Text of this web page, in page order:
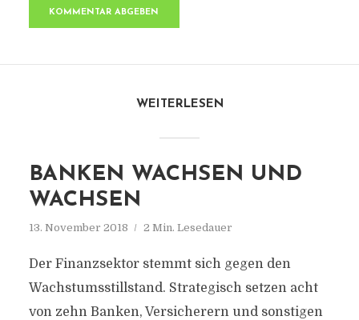
WEITERLESEN
BANKEN WACHSEN UND
WACHSEN
13. November 2018 2 Min. Lesedauer
Der Finanzsektor stemmt sich gegen den
Wachstumsstillstand. Strategisch setzen acht
von zehn Banken, Versicherern und sonstigen